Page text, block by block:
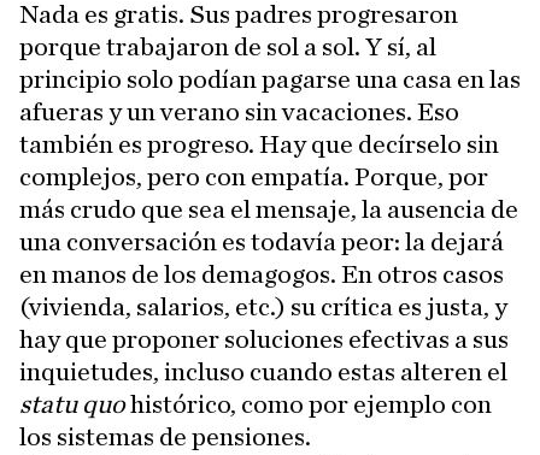
Nada es gratis. Sus padres progresaron
porque trabajaron de sol a sol. Y sí, al
principio solo podían pagarse una casa en las
afueras y un verano sin vacaciones. Eso
también es progreso. Hay que decírselo sin
complejos, pero con empatía. Porque, por
más crudo que sea el mensaje, la ausencia de
una conversación es todavía peor: la dejará
en manos de los demagogos. En otros casos
(vivienda, salarios, etc.) su crítica es justa, y
hay que proponer soluciones efectivas a sus
inquietudes, incluso cuando estas alteren el
statu quohistórico, como por ejemplo con
los sistemas de pensiones.